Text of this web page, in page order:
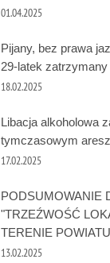
01.04.2025
Pijany, bez prawa
29-latek
18.02.2025
Libacja alkoholowa
tymczasowym
17.02.2025
PODSUMOWANIE
"TRZEŹWOŚĆ
TERENIE POWIATU
13.02.2025